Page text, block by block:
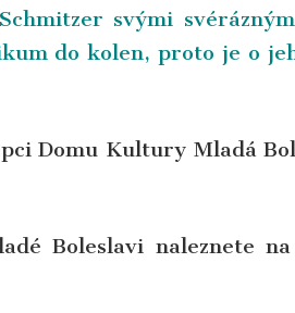
Schmitzer svými
do kolen, proto je o
Domu Kultury Mladá
Boleslavi naleznete